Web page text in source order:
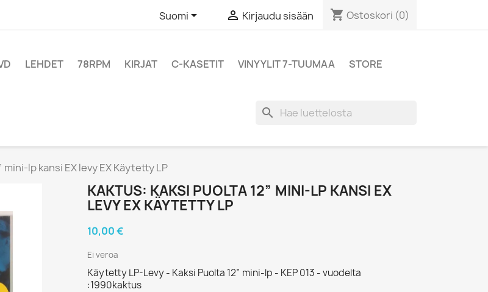
Suomi  Kirjaudu sisään shopping_cart Ostoskori (0)
LEHDET 78RPM KIRJAT C-KASETIT VINYYLIT 7-TUUMAA
STORE
search
mini-lp kansi EX levy EX Käytetty LP
KAKTUS: KAKSI PUOLTA 12” MINI-LP KANSI EX
LEVY EX KÄYTETTY LP
10,00 €
Ei veroa
Käytetty LP-Levy - Kaksi Puolta 12” mini-lp - KEP 013 - vuodelta
:1990kaktus